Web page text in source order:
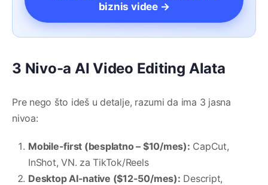
biznis videe →
3 Nivo-a AI Video Editing Alata
Pre nego što ideš u detalje, razumi da ima 3 jasna
nivoa:
Mobile-first (besplatno – $10/mes): CapCut,
InShot, VN. za TikTok/Reels
Desktop AI-native ($12-50/mes): Descript,